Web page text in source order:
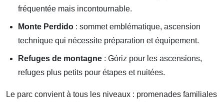
fréquentée mais incontournable.
Monte Perdido : sommet emblématique, ascension
technique qui nécessite préparation et équipement.
Refuges de montagne : Góriz pour les ascensions,
refuges plus petits pour étapes et nuitées.
Le parc convient à tous les niveaux : promenades familiales